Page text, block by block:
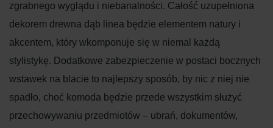
zgrabnego wyglądu i niebanalności. Całość uzupełniona
dekorem drewna dąb linea będzie elementem natury i
akcentem, który wkomponuje się w niemal każdą
stylistykę. Dodatkowe zabezpieczenie w postaci bocznych
wstawek na blacie to najlepszy sposób, by nic z niej nie
spadło, choć komoda będzie przede wszystkim służyć
przechowywaniu przedmiotów – ubrań, dokumentów,